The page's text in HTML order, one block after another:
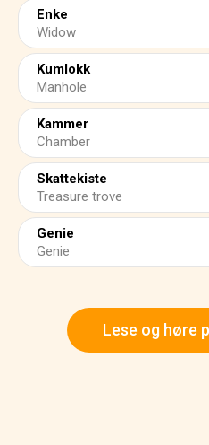
Enke
Widow
Kumlokk
Manhole
Kammer
Chamber
Skattekiste
Treasure trove
Genie
Genie
Lese og høre